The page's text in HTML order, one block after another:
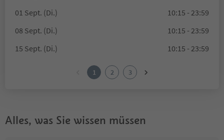
01 Sept. (Di.)
10:15 - 23:59
08 Sept. (Di.)
10:15 - 23:59
15 Sept. (Di.)
10:15 - 23:59
1 2 3
Alles, was Sie wissen müssen